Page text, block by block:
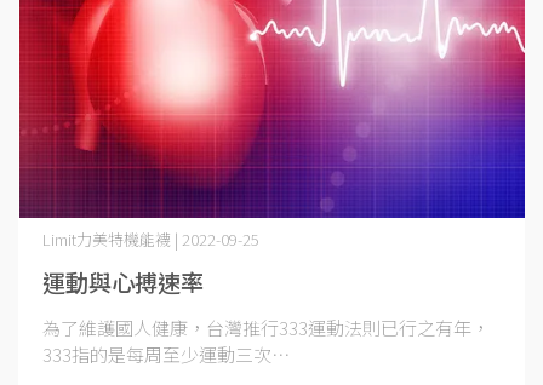
運動與心搏速率
Limit力美特機能襪 | 2022-09-25
為了維護國人健康，台灣推行333運動法則已行之有年，
333指的是每周至少運動三次⋯